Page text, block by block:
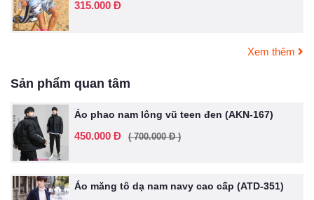
315.000 Đ
Xem thêm
Sản phẩm quan tâm
Áo phao nam lông vũ teen đen (AKN-167)
450.000 Đ ( 700.000 Đ )
Áo măng tô dạ nam navy cao cấp (ATD-351)